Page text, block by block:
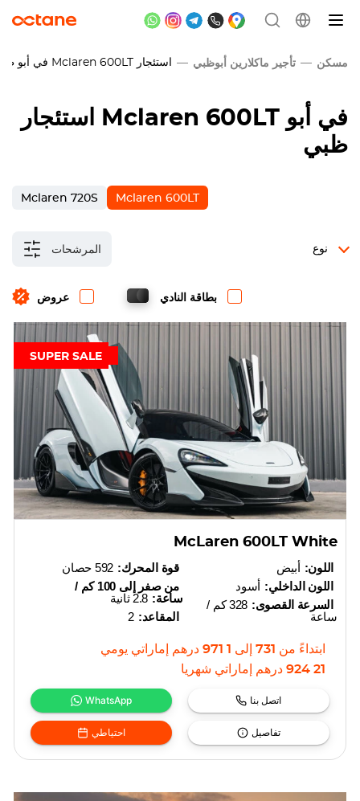
مسكن تأجير ماكلارين أبوظبي استئجار Mclaren 600LT في أبو
Mclaren 600LT
ظبي
Mclaren 720S Mclaren 600LT
المرشحات
عروض بطاقة النادي
نوع
SUPER SALE
McLaren 600LT White
قوة المحرك: 592 حصان
من صفر إلى 100 كم /
ساعة: 2.8 ثانية
المقاعد: 2
اللون: أبيض
اللون الداخلي: أسود
السرعة القصوى:
328 كم /
ساعة
ابتداءً من 731 إلى 1 971 درهم إماراتي يومي
21 924
درهم إماراتي شهريا
WhatsApp اتصل بنا
احتياطي تفاصيل